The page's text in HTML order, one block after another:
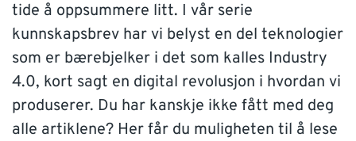
SUPPORT
WEBSHOP
Kontakt
tide å oppsummere litt. I vår serie
kunnskapsbrev har vi belyst en del teknologier
som er bærebjelker i det som kalles Industry
4.0, kort sagt en digital revolusjon i hvordan vi
produserer. Du har kanskje ikke fått med deg
alle artiklene? Her får du muligheten til å lese